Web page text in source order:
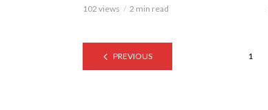
102 views 2 min read
PREVIOUS 1